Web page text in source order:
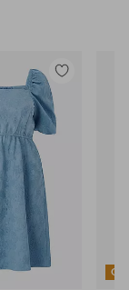
Toevoegen
aan
favorieten